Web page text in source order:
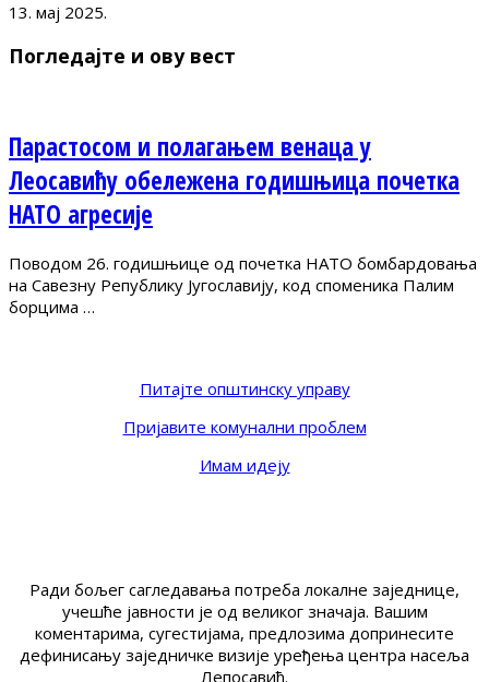
13. мај 2025.
Погледајте и ову вест
Парастосом и полагањем венаца у
Леосавићу обележена годишњица почетка
НАТО агресије
Поводом 26. годишњице од почетка НАТО бомбардовања
на Савезну Републику Југославију, код споменика Палим
борцима …
Питајте општинску управу
Пријавите комунални проблем
Имам идеју
Ради бољег сагледавања потреба локалне заједнице,
учешће јавности је од великог значаја. Вашим
коментарима, сугестијама, предлозима допринесите
дефинисању заједничке визије уређења центра насеља
Лепосавић.